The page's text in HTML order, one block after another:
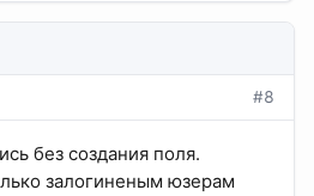
#8
без создания поля.
залогиненым юзерам